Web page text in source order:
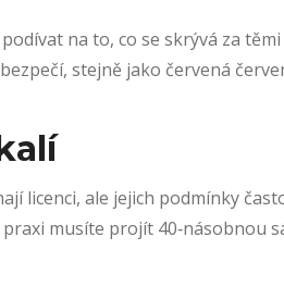
na to, co se skrývá za těmi
stejně jako červená
licenci, ale jejich podmínky
praxi musíte projít